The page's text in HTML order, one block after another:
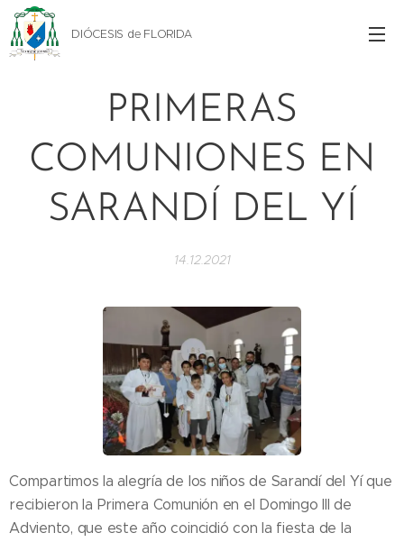
DIÓCESIS de FLORIDA
PRIMERAS
COMUNIONES EN
SARANDÍ DEL YÍ
14.12.2021
Compartimos la alegría de los niños de Sarandí del Yí que
recibieron la Primera Comunión en el Domingo III de
Adviento, que este año coincidió con la fiesta de la